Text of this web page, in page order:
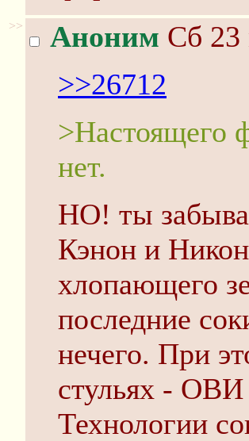
>> Аноним Сб 23
>>26712
>Настоящего
нет.
НО! ты
Кэнон и
хлопающего
последние
нечего. При
стульях -
Технологии